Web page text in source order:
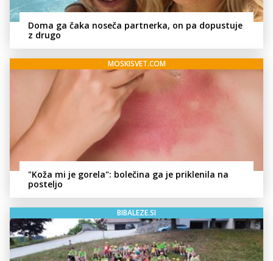
Doma ga čaka noseča partnerka, on pa dopustuje
z drugo
MOSKISVET.COM
"Koža mi je gorela": bolečina ga je priklenila na
posteljo
BIBALEZE.SI